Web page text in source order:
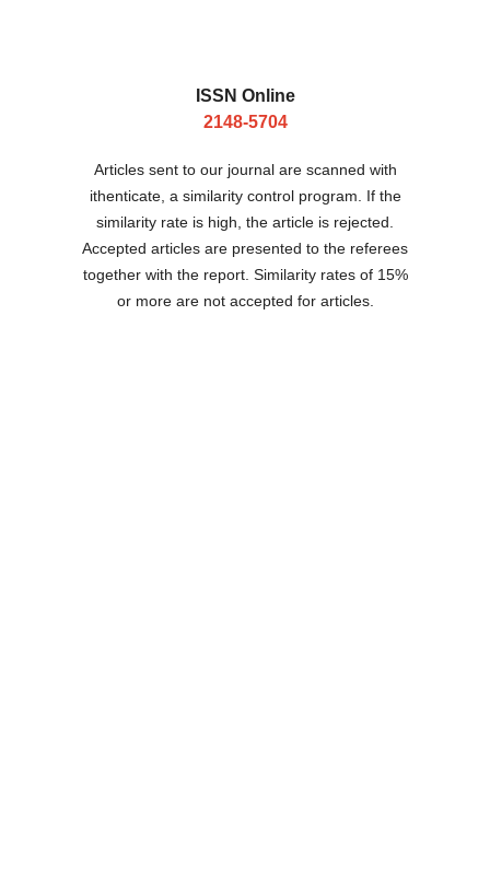
ISSN Online
2148-5704
Articles sent to our journal are scanned with
ithenticate, a similarity control program. If the
similarity rate is high, the article is rejected.
Accepted articles are presented to the referees
together with the report. Similarity rates of 15%
or more are not accepted for articles.